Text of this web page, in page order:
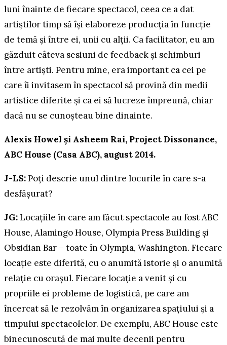
luni înainte de fiecare spectacol, ceea ce a dat
artiștilor timp să își elaboreze producția în funcție
de temă și între ei, unii cu alții. Ca facilitator, eu am
găzduit câteva sesiuni de feedback și schimburi
între artiști. Pentru mine, era important ca cei pe
care îi invitasem în spectacol să provină din medii
artistice diferite și ca ei să lucreze împreună, chiar
dacă nu se cunoșteau bine dinainte.
Alexis Howel și Asheem Rai, Project Dissonance,
ABC House (Casa ABC), august 2014.
J-LS:Poți descrie unul dintre locurile în care s-a
desfășurat?
JG:Locațiile în care am făcut spectacole au fost ABC
House, Alamingo House, Olympia Press Building și
Obsidian Bar – toate în Olympia, Washington. Fiecare
locație este diferită, cu o anumită istorie și o anumită
relație cu orașul. Fiecare locație a venit și cu
propriile ei probleme de logistică, pe care am
încercat să le rezolvăm în organizarea spațiului și a
timpului spectacolelor. De exemplu, ABC House este
binecunoscută de mai multe decenii pentru